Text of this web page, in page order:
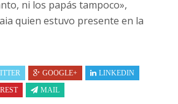
ni los papás tampoco»,
quien estuvo presente en la
GOOGLE+
LINKEDIN
MAIL